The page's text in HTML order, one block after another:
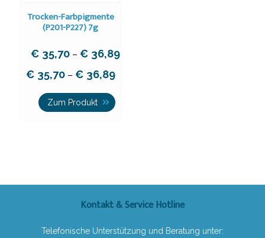
Trocken-Farbpigmente
(P201-P227) 7g
€ 35,70 – € 36,89
€ 35,70 – € 36,89
Zum Produkt
Kontakt & Service Hotline
Telefonische Unterstützung und Beratung unter: